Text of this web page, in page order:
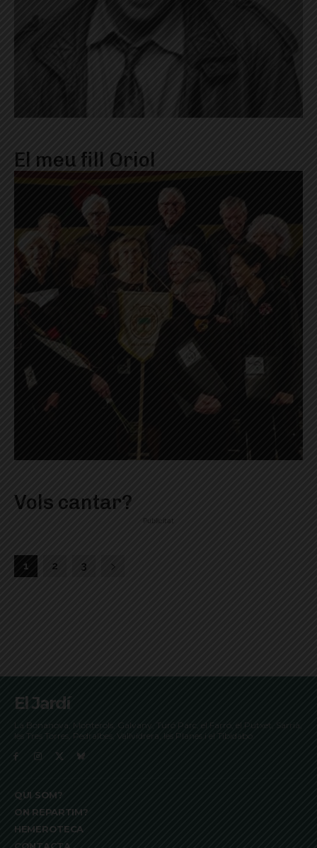
El meu fill Oriol
Vols cantar?
Publicitat
1 2 3
El Jardí
La Bonanova, Monterols, Galvany, Turó Parc, el Farró, el Putxet, Sarrià,
les Tres Torres, Pedralbes, Vallvidrera, les Planes i el Tibidabo
QUI SOM?
ON REPARTIM?
HEMEROTECA